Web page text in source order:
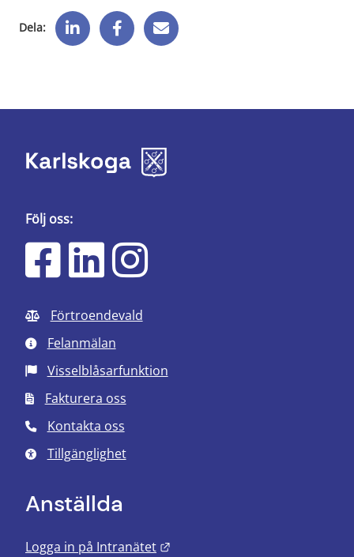
Dela:
Följ oss:
Förtroendevald
Felanmälan
Visselblåsarfunktion
Fakturera oss
Kontakta oss
Tillgänglighet
Anställda
Logga in på Intranätet